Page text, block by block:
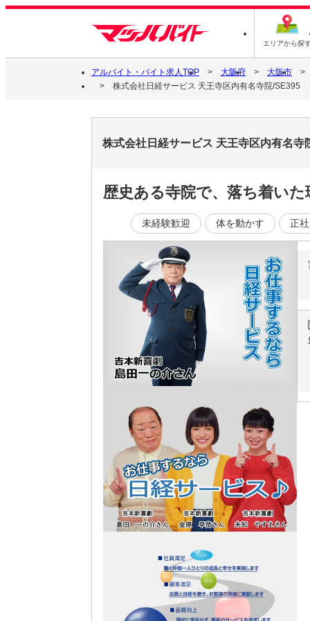
エリアから探
アルバイト・バイト求人TOP 大阪府
大阪市
株式会社日経サービス 天王寺区内有名寺院/SE395
株式会社日経サービス 天王寺区内有名
歴史ある寺院で、落ち着い
未経験歓迎 体を動かす 正